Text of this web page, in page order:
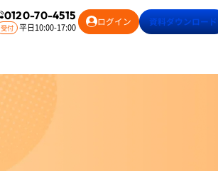
0120-70-4515
受付 平日10:00-17:00 ログイン 資料ダウンロード